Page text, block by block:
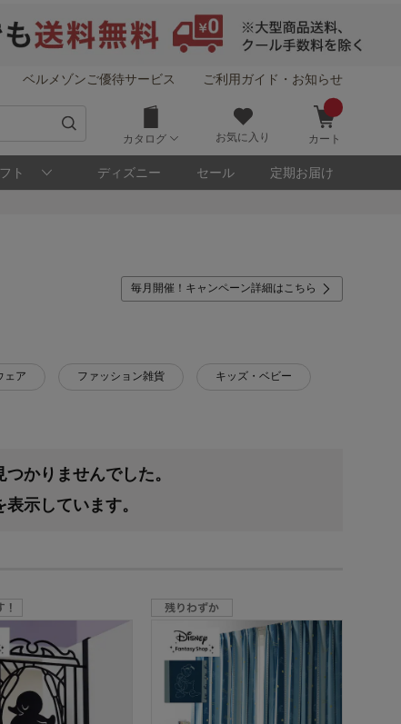
ベルメゾンご優待サービス ご利用ガイド・お知らせ
カタログ お気に入り カート
ト ディズニー セール 定期お届け
毎月開催！キャンペーン詳細はこちら
ェア ファッション雑貨 キッズ・ベビー
かりませんでした。
示しています。